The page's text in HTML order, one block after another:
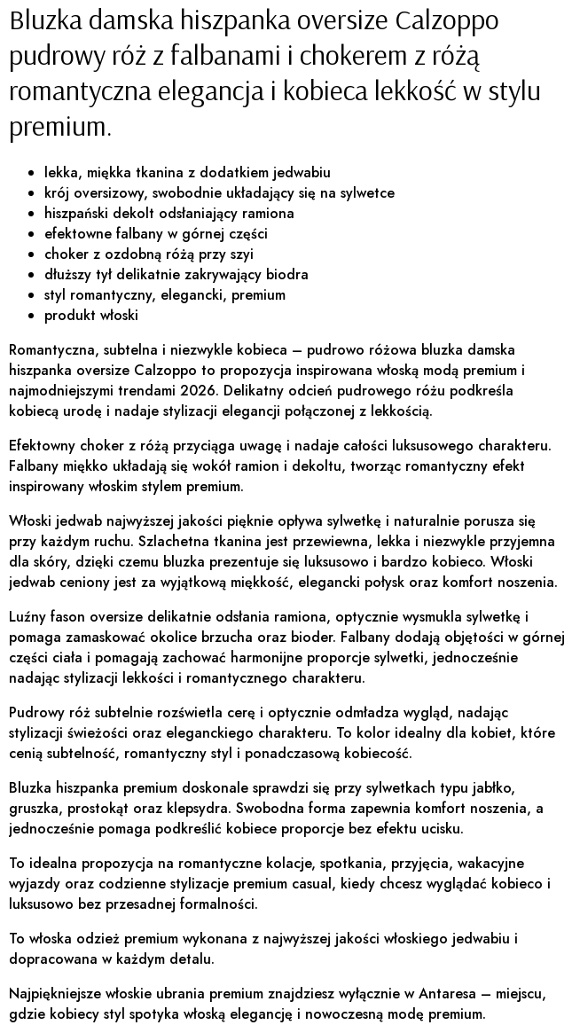
Bluzka damska hiszpanka oversize Calzoppo
pudrowy róż z falbanami i chokerem z różą
romantyczna elegancja i kobieca lekkość w stylu
premium.
lekka, miękka tkanina z dodatkiem jedwabiu
krój oversizowy, swobodnie układający się na sylwetce
hiszpański dekolt odsłaniający ramiona
efektowne falbany w górnej części
choker z ozdobną różą przy szyi
dłuższy tył delikatnie zakrywający biodra
styl romantyczny, elegancki, premium
produkt włoski
Romantyczna, subtelna i niezwykle kobieca – pudrowo różowa bluzka damska
hiszpanka oversize Calzoppo to propozycja inspirowana włoską modą premium i
najmodniejszymi trendami 2026. Delikatny odcień pudrowego różu podkreśla
kobiecą urodę i nadaje stylizacji elegancji połączonej z lekkością.
Efektowny choker z różą przyciąga uwagę i nadaje całości luksusowego charakteru.
Falbany miękko układają się wokół ramion i dekoltu, tworząc romantyczny efekt
inspirowany włoskim stylem premium.
Włoski jedwab najwyższej jakości pięknie opływa sylwetkę i naturalnie porusza się
przy każdym ruchu. Szlachetna tkanina jest przewiewna, lekka i niezwykle przyjemna
dla skóry, dzięki czemu bluzka prezentuje się luksusowo i bardzo kobieco. Włoski
jedwab ceniony jest za wyjątkową miękkość, elegancki połysk oraz komfort noszenia.
Luźny fason oversize delikatnie odsłania ramiona, optycznie wysmukla sylwetkę i
pomaga zamaskować okolice brzucha oraz bioder. Falbany dodają objętości w górnej
części ciała i pomagają zachować harmonijne proporcje sylwetki, jednocześnie
nadając stylizacji lekkości i romantycznego charakteru.
Pudrowy róż subtelnie rozświetla cerę i optycznie odmładza wygląd, nadając
stylizacji świeżości oraz eleganckiego charakteru. To kolor idealny dla kobiet, które
cenią subtelność, romantyczny styl i ponadczasową kobiecość.
Bluzka hiszpanka premium doskonale sprawdzi się przy sylwetkach typu jabłko,
gruszka, prostokąt oraz klepsydra. Swobodna forma zapewnia komfort noszenia, a
jednocześnie pomaga podkreślić kobiece proporcje bez efektu ucisku.
To idealna propozycja na romantyczne kolacje, spotkania, przyjęcia, wakacyjne
wyjazdy oraz codzienne stylizacje premium casual, kiedy chcesz wyglądać kobieco i
luksusowo bez przesadnej formalności.
To włoska odzież premium wykonana z najwyższej jakości włoskiego jedwabiu i
dopracowana w każdym detalu.
Najpiękniejsze włoskie ubrania premium znajdziesz wyłącznie w Antaresa – miejscu,
gdzie kobiecy styl spotyka włoską elegancję i nowoczesną modę premium.